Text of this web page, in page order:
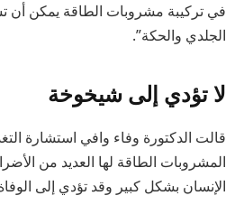
في تركيبة مشروبات الطاقة يمكن أن
الجلدي والحكة”.
لا تؤدي إلى شيخوخة
قالت الدكتورة وفاء وافي استشارة
المشروبات الطاقة لها العديد من
الإنسان بشكل كبير وقد تؤدي إلى